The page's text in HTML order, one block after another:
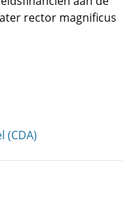
rector magnificus
(CDA)